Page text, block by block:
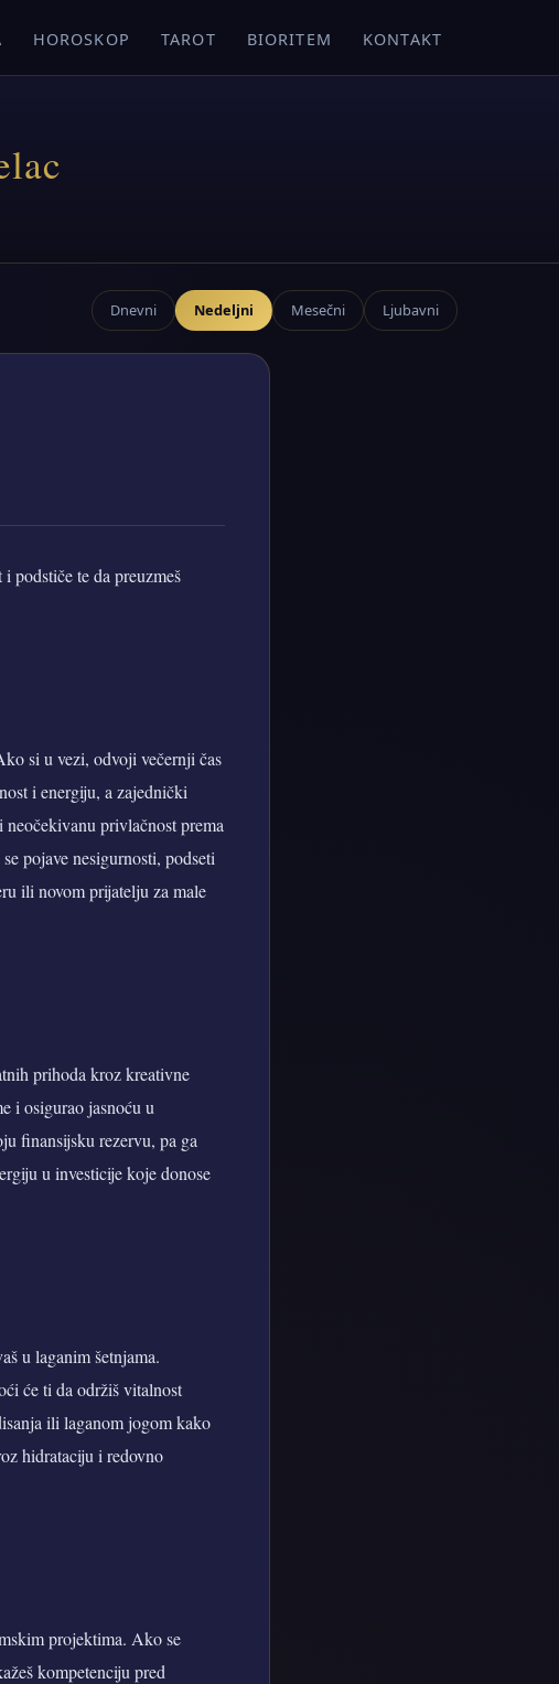
HOROSKOP TAROT BIORITEM KONTAKT
Dnevni Nedeljni Mesečni Ljubavni
podstiče te da preuzmeš
si u vezi, odvoji večernji čas
i energiju, a zajednički
privlačnost prema
pojave nesigurnosti, podseti
ili novom prijatelju za male
prihoda kroz kreativne
i osigurao jasnoću u
finansijsku rezervu, pa ga
u investicije koje donose
u laganim šetnjama.
će ti da održiš vitalnost
ili laganom jogom kako
hidrataciju i redovno
projektima. Ako se
kompetenciju pred